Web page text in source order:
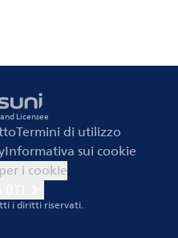
Licensee
Termini di utilizzo
Informativa sui cookie
i cookie
i diritti riservati.